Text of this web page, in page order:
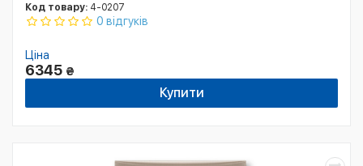
Код товару: 4-0207
0 відгуків
Ціна
6345 ₴
Купити